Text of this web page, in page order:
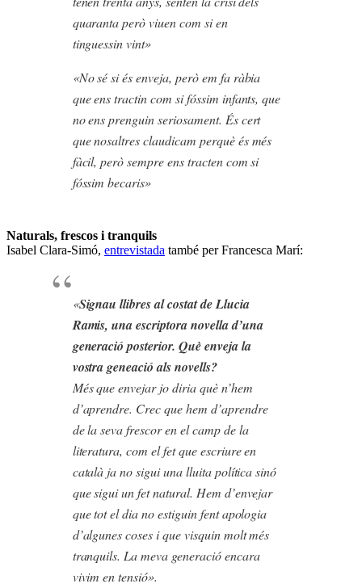
quaranta però viuen com si en
tinguessin vint»
«No sé si és enveja, però em fa ràbia
que ens tractin com si fóssim infants, que
no ens prenguin seriosament. És cert
que nosaltres claudicam perquè és més
fàcil, però sempre ens tracten com si
fóssim becaris»
Naturals, frescos i tranquils
Isabel Clara-Simó, entrevistada també per Francesca Marí:
«Signau llibres al costat de Llucia
Ramis, una escriptora novella d’una
generació posterior. Què enveja la
vostra geneació als novells?
Més que envejar jo diria què n’hem
d’aprendre. Crec que hem d’aprendre
de la seva frescor en el camp de la
literatura, com el fet que escriure en
català ja no sigui una lluita política sinó
que sigui un fet natural. Hem d’envejar
que tot el dia no estiguin fent apologia
d’algunes coses i que visquin molt més
tranquils. La meva generació encara
vivim en tensió».